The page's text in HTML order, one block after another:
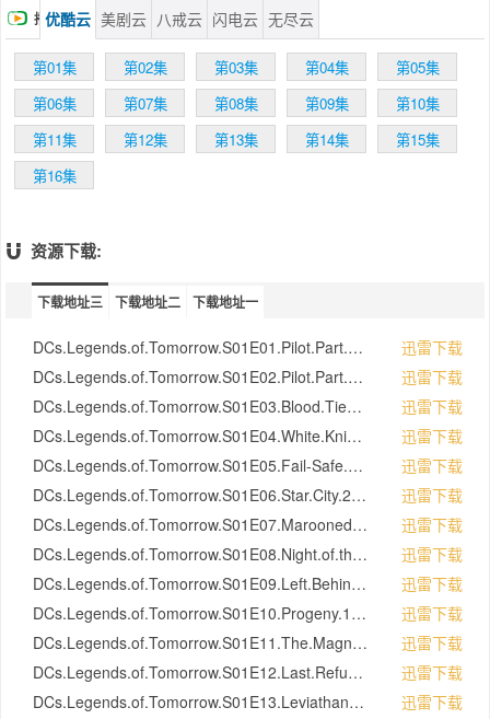
角色，而剧中可见她是白金丝雀的装扮，传闻
她会用《绿箭侠》中的再生泉水复活。
播优酷云 美剧云 八戒云 闪电云 无尽云
第01集 第02集 第03集 第04集
第05集
第06集
第07集 第08集 第09集
第10集
第11集
第12集 第13集 第14集
第15集
第16集
资源下载:
下载地址三 下载地址二 下载地址一
DCs.Legends.of.Tomorrow.S01E01.Pilot.Part.1.1080p.WEB-DL.DD5.1.H.264-LoT.mkv
迅雷下载
DCs.Legends.of.Tomorrow.S01E02.Pilot.Part.2.1080p.WEB-DL.DD5.1.H.264-LoT.mkv
迅雷下载
DCs.Legends.of.Tomorrow.S01E03.Blood.Ties.1080p.WEB-DL.DD5.1.H.264-LoT.mkv
迅雷下载
DCs.Legends.of.Tomorrow.S01E04.White.Knights.1080p.WEB-DL.DD5.1.H.264-LoT.mkv
迅雷下载
DCs.Legends.of.Tomorrow.S01E05.Fail-Safe.1080p.WEB-DL.DD5.1.H.264-LoT.mkv
迅雷下载
DCs.Legends.of.Tomorrow.S01E06.Star.City.2046.1080p.WEB-DL.DD5.1.H.264-LoT.mkv
迅雷下载
DCs.Legends.of.Tomorrow.S01E07.Marooned.1080p.WEB-DL.DD5.1.H.264-LoT.mkv
迅雷下载
DCs.Legends.of.Tomorrow.S01E08.Night.of.the.Hawk.1080p.WEB-DL.DD5.1.H.264-LoT.mkv
迅雷下载
DCs.Legends.of.Tomorrow.S01E09.Left.Behind.1080p.WEB-DL.DD5.1.H.264-LoT.mkv
迅雷下载
DCs.Legends.of.Tomorrow.S01E10.Progeny.1080p.WEB-DL.DD5.1.H.264-LoT.mkv
迅雷下载
DCs.Legends.of.Tomorrow.S01E11.The.Magnificent.Eight.1080p.WEB-DL.DD5.1.H.264-LoT.mkv
迅雷下载
DCs.Legends.of.Tomorrow.S01E12.Last.Refuge.1080p.WEB-DL.DD5.1.H.264-LoT.mkv
迅雷下载
DCs.Legends.of.Tomorrow.S01E13.Leviathan.1080p.WEB-DL.DD5.1.H.264-LoT.mkv
迅雷下载